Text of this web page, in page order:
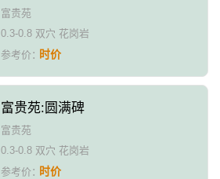
富贵苑
0.3-0.8 双穴 花岗岩
参考价：时价
富贵苑:圆满碑
富贵苑
0.3-0.8 双穴 花岗岩
参考价：时价